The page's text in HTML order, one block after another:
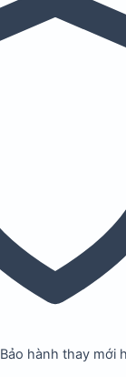
Bảo hành thay mới